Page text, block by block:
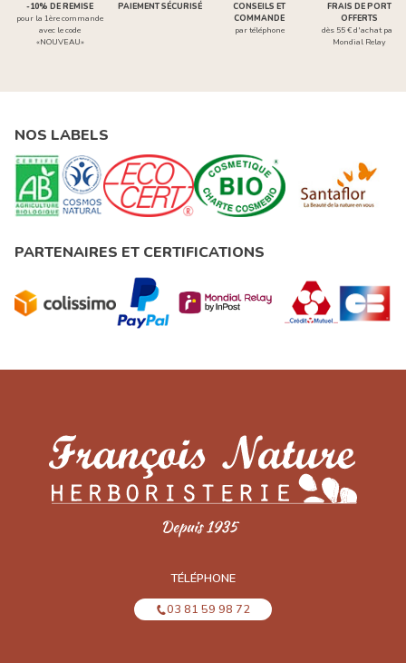
-10% DE REMISE
pour la 1ère commande
avec le code
«NOUVEAU»
PAIEMENT SÉCURISÉ
CONSEILS ET
COMMANDE
par téléphone
FRAIS DE PORT
OFFERTS
dès 55 € d'achat par
Mondial Relay
NOS LABELS
PARTENAIRES ET CERTIFICATIONS
TÉLÉPHONE
03 81 59 98 72